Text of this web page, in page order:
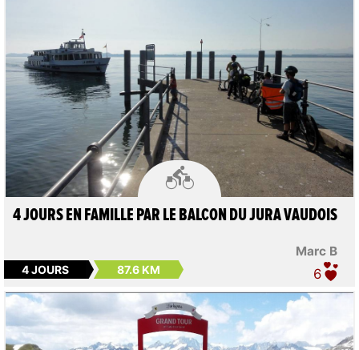

Marc B
4 JOURS EN FAMILLE PAR LE BALCON DU JURA VAUDOIS
4 JOURS 87.6 KM 6